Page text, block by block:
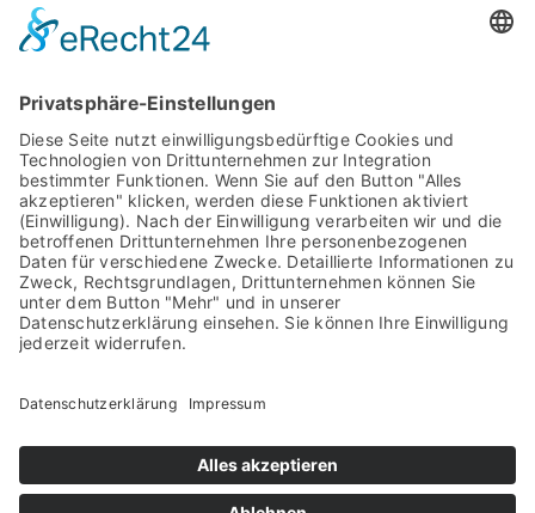
Veranstaltungsort
Loikumer Bürgerhalle
Loikum, 46499
Google Karte anzeigen
Karte anzuzeigen.
Mehr Informationen
Akzeptieren
powered byUsercentrics Consent
Management Platform&eRecht24
Läven Oem Issel Kerk Un Möll